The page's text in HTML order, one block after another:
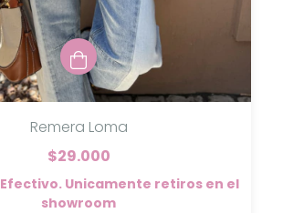
Remera Loma
$29.000
Efectivo. Unicamente retiros en el
showroom